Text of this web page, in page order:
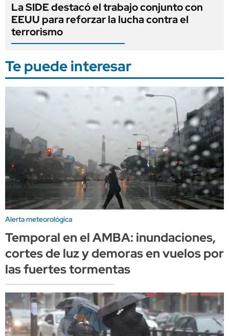
La SIDE destacó el trabajo conjunto con
EEUU para reforzar la lucha contra el
terrorismo
Te puede interesar
Alerta meteorológica
Temporal en el AMBA: inundaciones,
cortes de luz y demoras en vuelos por
las fuertes tormentas